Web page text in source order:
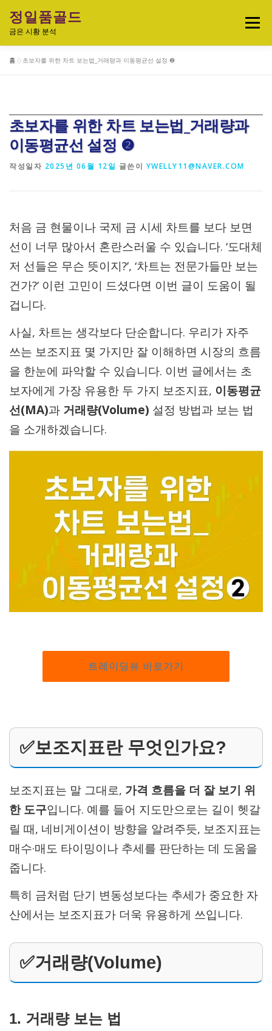
정일품골드
금은 시황 분석
메뉴
오늘의 금은시세 분석 금은 투자정보
홈 »초보자를 위한 차트 보는법_거래량과 이동평균선 설정 ❷
초보자를 위한 차트 보는법_거래량과
이동평균선 설정 ❷
작성일자 2025년 06월 12일 글쓴이 YWELLY11@NAVER.COM
처음 금 현물이나 국제 금 시세 차트를 보다 보면
선이 너무 많아서 혼란스러울 수 있습니다. ‘도대체
저 선들은 무슨 뜻이지?’, ‘차트는 전문가들만 보는
건가?’ 이런 고민이 드셨다면 이번 글이 도움이 될
겁니다.
사실, 차트는 생각보다 단순합니다. 우리가 자주
쓰는 보조지표 몇 가지만 잘 이해하면 시장의 흐름
을 한눈에 파악할 수 있습니다. 이번 글에서는 초
보자에게 가장 유용한 두 가지 보조지표, 이동평균
선(MA)과 거래량(Volume) 설정 방법과 보는 법
을 소개하겠습니다.
트레이딩뷰 바로가기
✅보조지표란 무엇인가요?
보조지표는 말 그대로, 가격 흐름을 더 잘 보기 위
한 도구입니다. 예를 들어 지도만으로는 길이 헷갈
릴 때, 네비게이션이 방향을 알려주듯, 보조지표는
매수·매도 타이밍이나 추세를 판단하는 데 도움을
줍니다.
특히 금처럼 단기 변동성보다는 추세가 중요한 자
산에서는 보조지표가 더욱 유용하게 쓰입니다.
✅거래량(Volume)
1. 거래량 보는 법